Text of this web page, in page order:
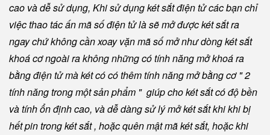
cao và dễ sử dụng, Khi sử dụng két sắt điện tử các bạn chỉ
việc thao tác ấn mã số điện tử là sẽ mở được két sắt ra
ngay chứ không cần xoay vặn mã số mở như dòng két sắt
khoá cơ ngoài ra không những có tính năng mở khoá ra
bằng điện tử mà két có có thêm tính năng mở bằng cơ " 2
tính năng trong một sản phẩm " giúp cho két sắt có độ bền
và tính ổn định cao, và dễ dàng sử lý mở két sắt khi khi bị
hết pin trong két sắt , hoặc quên mật mã két sắt, hoặc khi